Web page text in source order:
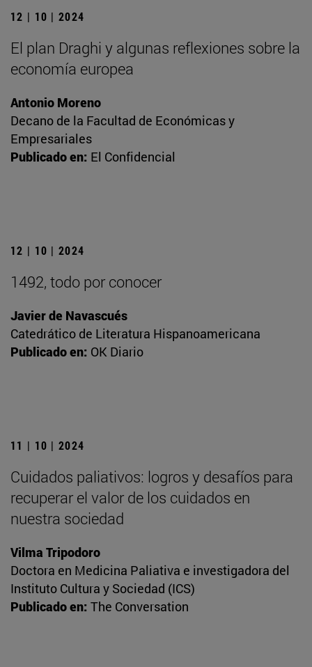
12 | 10 | 2024
El plan Draghi y algunas reflexiones sobre la
economía europea
Antonio Moreno
Decano de la Facultad de Económicas y
Empresariales
Publicado en: El Confidencial
12 | 10 | 2024
1492, todo por conocer
Javier de Navascués
Catedrático de Literatura Hispanoamericana
Publicado en: OK Diario
11 | 10 | 2024
Cuidados paliativos: logros y desafíos para
recuperar el valor de los cuidados en
nuestra sociedad
Vilma Tripodoro
Doctora en Medicina Paliativa e investigadora del
Instituto Cultura y Sociedad (ICS)
Publicado en: The Conversation